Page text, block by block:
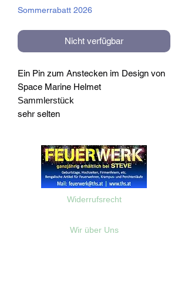
Sommerrabatt 2026
Nicht verfügbar
Ein Pin zum Anstecken im Design von
Space Marine Helmet
Sammlerstück
sehr selten
Widerrufsrecht
Wir über Uns